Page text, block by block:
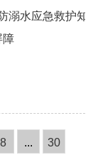
溺水应急救护知
障
8 ... 30